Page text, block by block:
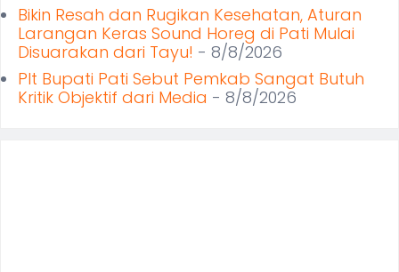
Bikin Resah dan Rugikan Kesehatan, Aturan
Larangan Keras Sound Horeg di Pati Mulai
Disuarakan dari Tayu! - 8/8/2026
Plt Bupati Pati Sebut Pemkab Sangat Butuh
Kritik Objektif dari Media - 8/8/2026